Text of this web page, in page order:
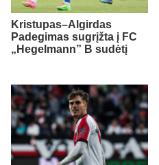
Kristupas–Algirdas
Padegimas sugrįžta į FC
„Hegelmann” B sudėtį